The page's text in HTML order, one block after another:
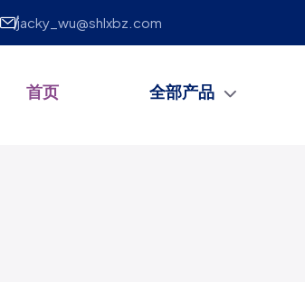
jacky_wu@shlxbz.com
首页 全部产品